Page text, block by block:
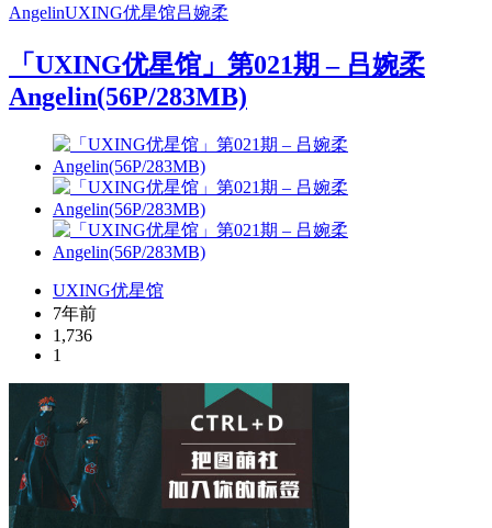
AngelinUXING优星馆吕婉柔
「UXING优星馆」第021期 – 吕婉柔
Angelin(56P/283MB)
UXING优星馆
7年前
1,736
1